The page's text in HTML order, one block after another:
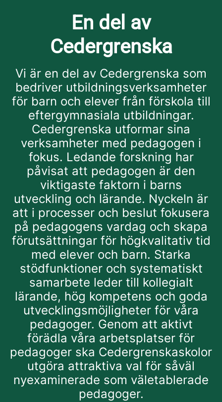
En del av
Cedergrenska
Vi är en del av Cedergrenska som
bedriver utbildningsverksamheter
för barn och elever från förskola till
eftergymnasiala utbildningar.
Cedergrenska utformar sina
verksamheter med pedagogen i
fokus. Ledande forskning har
påvisat att pedagogen är den
viktigaste faktorn i barns
utveckling och lärande. Nyckeln är
att i processer och beslut fokusera
på pedagogens vardag och skapa
förutsättningar för högkvalitativ tid
med elever och barn. Starka
stödfunktioner och systematiskt
samarbete leder till kollegialt
lärande, hög kompetens och goda
utvecklingsmöjligheter för våra
pedagoger. Genom att aktivt
förädla våra arbetsplatser för
pedagoger ska Cedergrenskaskolor
utgöra attraktiva val för såväl
nyexaminerade som väletablerade
pedagoger.